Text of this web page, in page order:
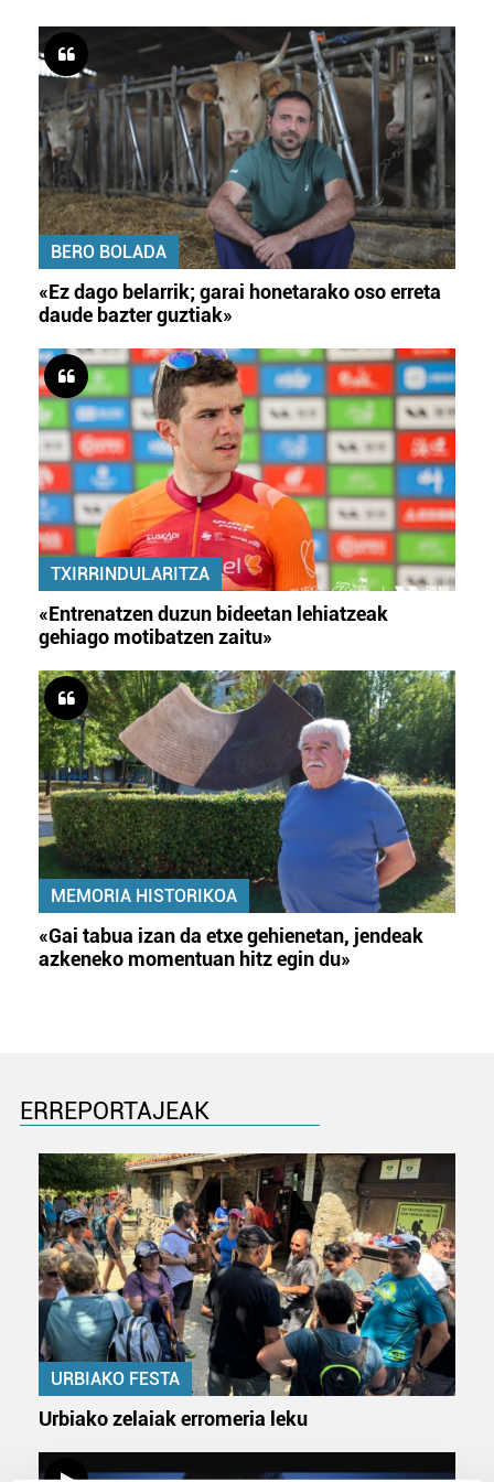
BERO BOLADA
«Ez dago belarrik; garai honetarako oso erreta
daude bazter guztiak»
TXIRRINDULARITZA
«Entrenatzen duzun bideetan lehiatzeak
gehiago motibatzen zaitu»
MEMORIA HISTORIKOA
«Gai tabua izan da etxe gehienetan, jendeak
azkeneko momentuan hitz egin du»
ERREPORTAJEAK
URBIAKO FESTA
Urbiako zelaiak erromeria leku